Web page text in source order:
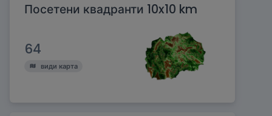
Посетени квадранти 10x10 km
64
види карта